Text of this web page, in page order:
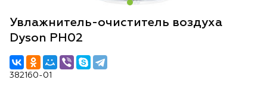
Увлажнитель-очиститель воздуха
Dyson PH02
382160-01